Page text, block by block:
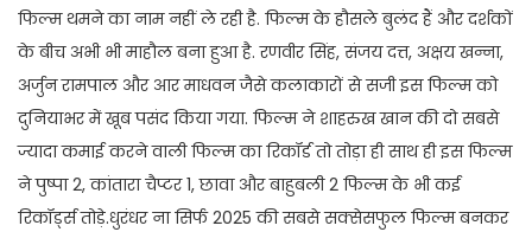
फिल्म थमने का नाम नहीं ले रही है. फिल्म के हौसले बुलंद हैं और दर्शकों
के बीच अभी भी माहौल बना हुआ है. रणवीर सिंह, संजय दत्त, अक्षय खन्ना,
अर्जुन रामपाल और आर माधवन जैसे कलाकारों से सजी इस फिल्म को
दुनियाभर में खूब पसंद किया गया. फिल्म ने शाहरुख खान की दो सबसे
ज्यादा कमाई करने वाली फिल्म का रिकॉर्ड तो तोड़ा ही साथ ही इस फिल्म
ने पुष्पा 2, कांतारा चैप्टर 1, छावा और बाहुबली 2 फिल्म के भी कई
रिकॉर्ड्स तोड़े.धुरंधर ना सिर्फ 2025 की सबसे सक्सेसफुल फिल्म बनकर